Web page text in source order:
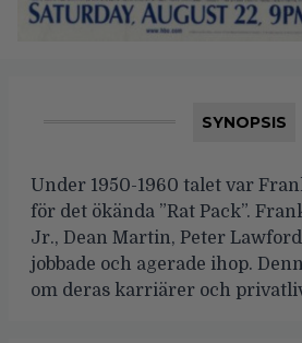
SYNOPSIS
Under 1950-1960 talet var
för det ökända ”Rat Pack”.
Jr., Dean Martin, Peter
jobbade och agerade ihop.
om deras karriärer och